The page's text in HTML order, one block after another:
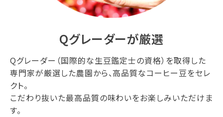
Qグレーダーが厳選
Qグレーダー（国際的な生豆鑑定士の資格）を取得した
専門家が厳選した農園から、高品質なコーヒー豆をセレ
クト。
こだわり抜いた最高品質の味わいをお楽しみいただけま
す。